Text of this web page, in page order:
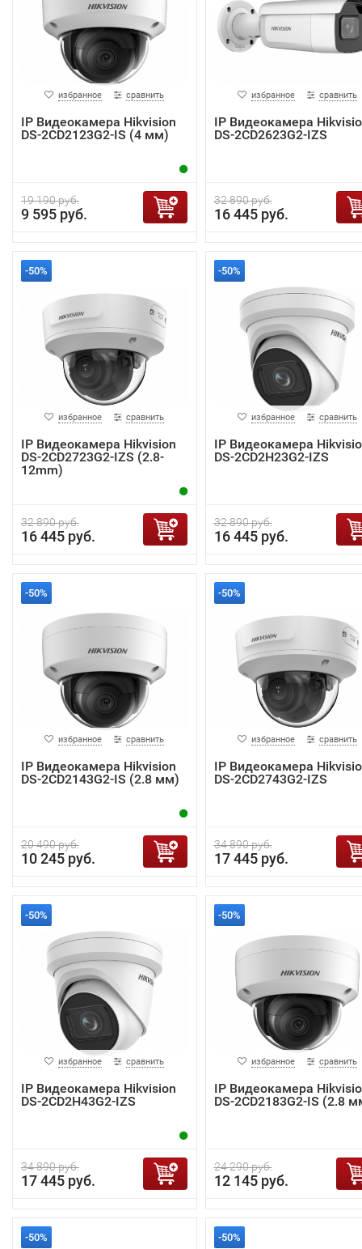
избранное сравнить
IP Видеокамера Hikvision
DS-2CD2123G2-IS (4 мм)
19 190 руб.
9 595 руб.
избранное сравнить
IP Видеокамера
DS-2CD2623G2-IZS
32 890 руб.
16 445 руб.
-50%
избранное сравнить
IP Видеокамера Hikvision
DS-2CD2723G2-IZS (2.8-
12mm)
32 890 руб.
16 445 руб.
-50%
избранное сравнить
IP Видеокамера
DS-2CD2H23G2-IZS
32 890 руб.
16 445 руб.
-50%
избранное сравнить
IP Видеокамера Hikvision
DS-2CD2143G2-IS (2.8 мм)
20 490 руб.
10 245 руб.
-50%
избранное сравнить
IP Видеокамера
DS-2CD2743G2-IZS
34 890 руб.
17 445 руб.
-50%
избранное сравнить
IP Видеокамера Hikvision
DS-2CD2H43G2-IZS
34 890 руб.
17 445 руб.
-50%
избранное сравнить
IP Видеокамера
DS-2CD2183G2-IS (2.8
24 290 руб.
12 145 руб.
-50% -50%